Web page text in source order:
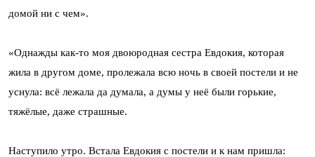
домой ни с чем».
«Однажды как-то моя двоюродная сестра Евдокия, которая
жила в другом доме, пролежала всю ночь в своей постели и не
уснула: всё лежала да думала, а думы у неё были горькие,
тяжёлые, даже страшные.
Наступило утро. Встала Евдокия с постели и к нам пришла: